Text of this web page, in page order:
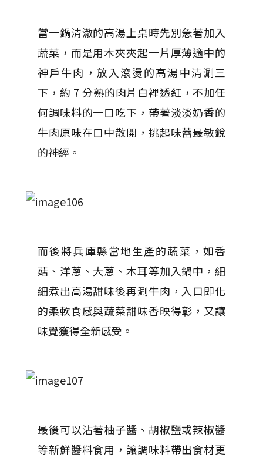
當一鍋清澈的高湯上桌時先別急著加入
蔬菜，而是用木夾夾起一片厚薄適中的
神戶牛肉，放入滾燙的高湯中清涮三
下，約 7 分熟的肉片白裡透紅，不加任
何調味料的一口吃下，帶著淡淡奶香的
牛肉原味在口中散開，挑起味蕾最敏銳
的神經。
而後將兵庫縣當地生產的蔬菜，如香
菇、洋蔥、大蔥、木耳等加入鍋中，細
細煮出高湯甜味後再涮牛肉，入口即化
的柔軟食感與蔬菜甜味香映得彰，又讓
味覺獲得全新感受。
最後可以沾著柚子醬、胡椒鹽或辣椒醬
等新鮮醬料食用，讓調味料帶出食材更